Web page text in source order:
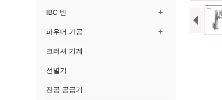
+
IBC 빈
+
파우더 가공
크러셔 기계
선별기
진공 공급기